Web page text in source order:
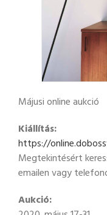
Májusi online aukció
Kiállítás:
https://
Megtekintésért
emailen vagy
Aukció: